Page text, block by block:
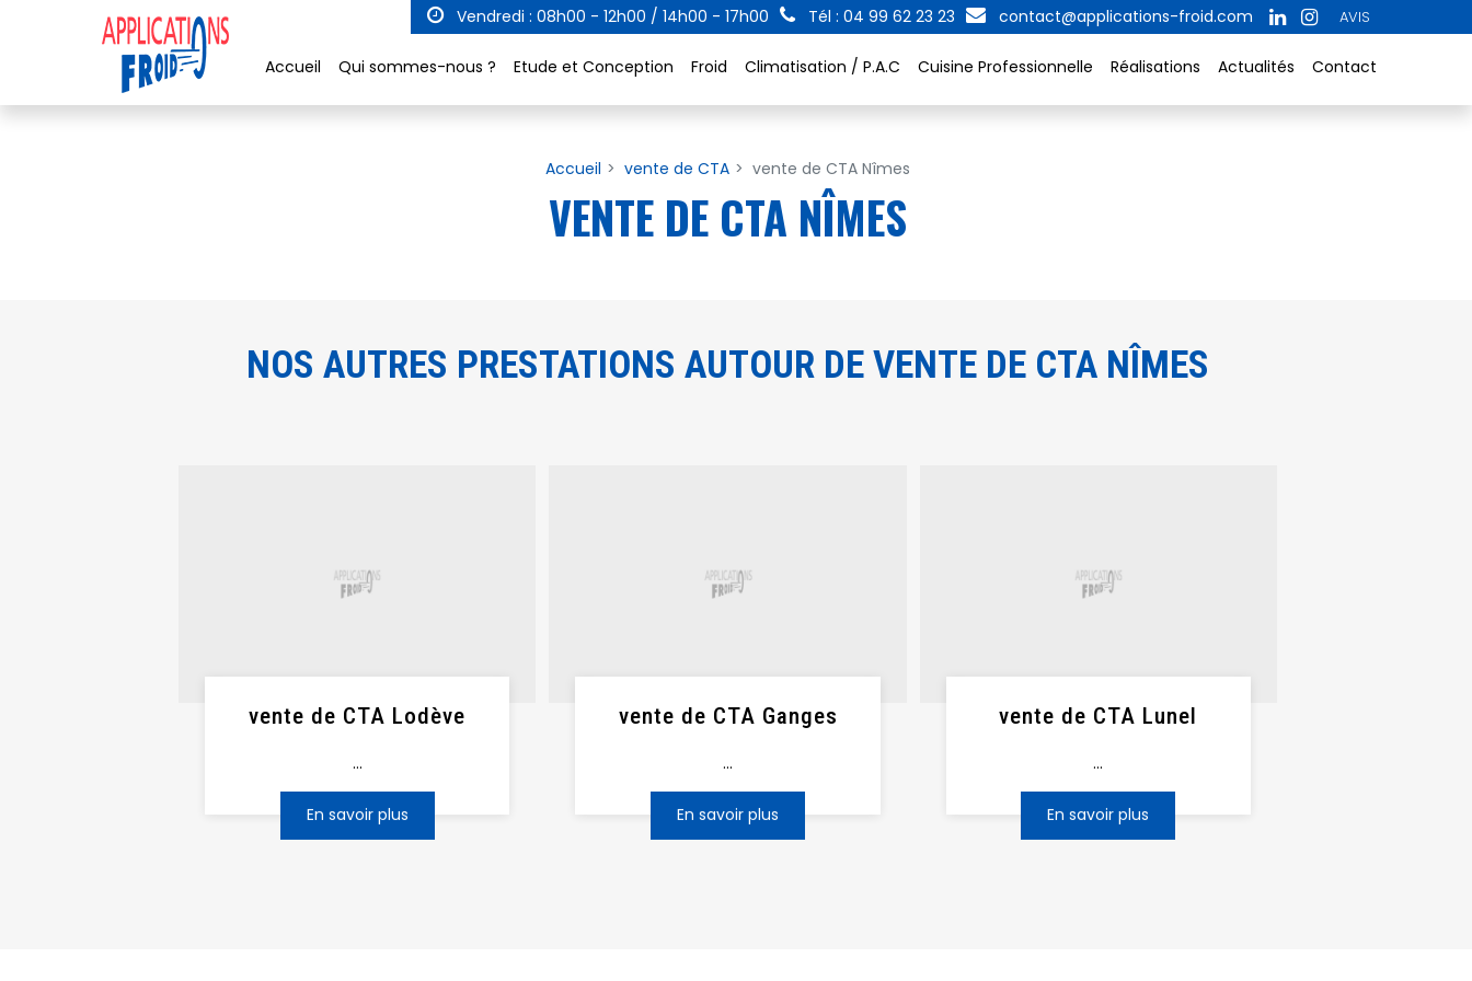
Vendredi : 08h00 - 12h00 / 14h00 - 17h00 Tél : 04 99 62 23 23 contact@applications-froid.com AVIS
Accueil Qui sommes-nous ? Etude et Conception Froid Climatisation / P.A.C Cuisine Professionnelle Réalisations Actualités Contact
Accueil vente de CTA vente de CTA Nîmes
VENTE DE CTA NÎMES
NOS AUTRES PRESTATIONS AUTOUR DE VENTE DE CTA NÎMES
vente de CTA Lodève
...
En savoir plus
vente de CTA Ganges
...
En savoir plus
vente de CTA Lunel
...
En savoir plus
Panneau de gestion des cookies